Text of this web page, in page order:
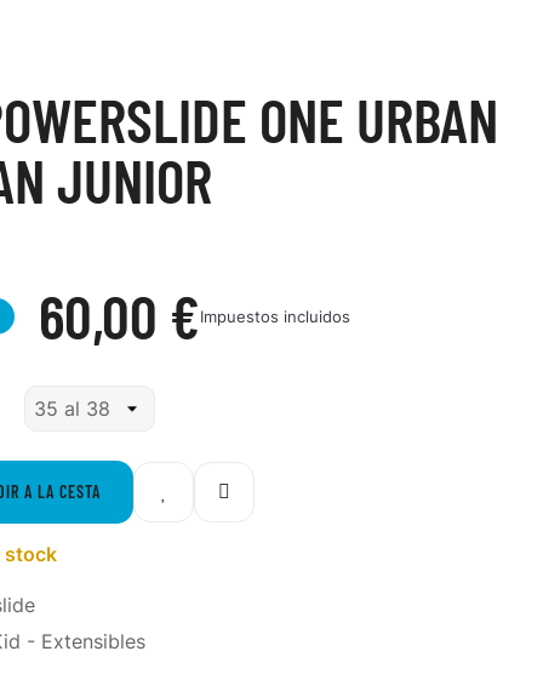
ONE URBAN
JUNIOR
60,00 €Impuestos incluidos
A LA CESTA
stock
- Extensibles